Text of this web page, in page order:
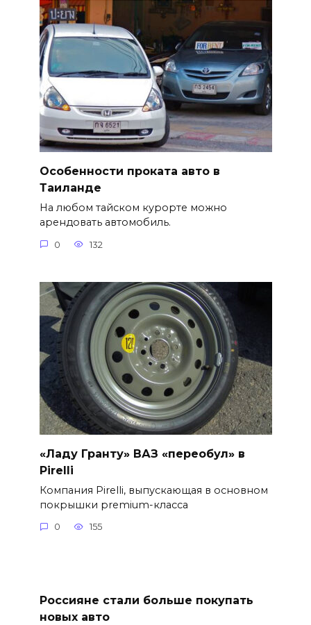
Особенности проката авто в
Таиланде
На любом тайском курорте можно
арендовать автомобиль.
0 132
«Ладу Гранту» ВАЗ «переобул» в
Pirelli
Компания Pirelli, выпускающая в основном
покрышки premium-класса
0 155
Россияне стали больше покупать
новых авто